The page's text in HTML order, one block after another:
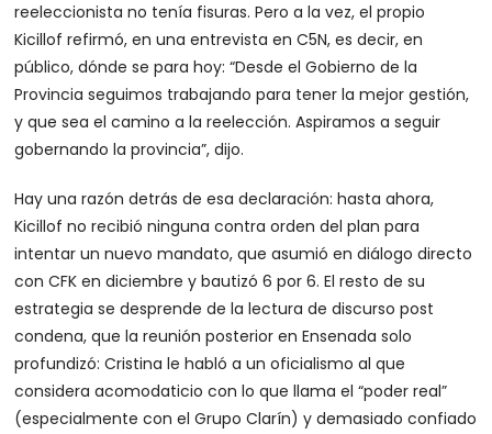
reeleccionista no tenía fisuras. Pero a la vez, el propio
Kicillof refirmó, en una entrevista en C5N, es decir, en
público, dónde se para hoy: “Desde el Gobierno de la
Provincia seguimos trabajando para tener la mejor gestión,
y que sea el camino a la reelección. Aspiramos a seguir
gobernando la provincia”, dijo.
Hay una razón detrás de esa declaración: hasta ahora,
Kicillof no recibió ninguna contra orden del plan para
intentar un nuevo mandato, que asumió en diálogo directo
con CFK en diciembre y bautizó 6 por 6. El resto de su
estrategia se desprende de la lectura de discurso post
condena, que la reunión posterior en Ensenada solo
profundizó: Cristina le habló a un oficialismo al que
considera acomodaticio con lo que llama el “poder real”
(especialmente con el Grupo Clarín) y demasiado confiado